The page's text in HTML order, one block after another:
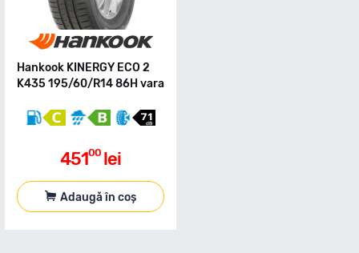
Hankook KINERGY ECO 2
K435 195/60/R14 86H vara
45100 lei
Adaugă în coș